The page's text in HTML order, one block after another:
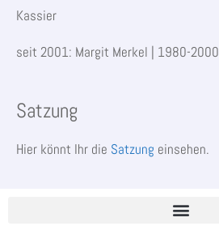
Kassier
seit 2001: Margit Merkel | 1980-
Satzung
Hier könnt Ihr die Satzung einsehen.